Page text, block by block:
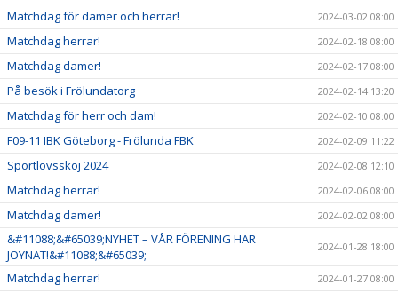
Matchdag för damer och herrar! 2024-03-02 08:00
Matchdag herrar! 2024-02-18 08:00
Matchdag damer! 2024-02-17 08:00
På besök i Frölundatorg 2024-02-14 13:20
Matchdag för herr och dam! 2024-02-10 08:00
F09-11 IBK Göteborg - Frölunda FBK 2024-02-09 11:22
Sportlovssköj 2024 2024-02-08 12:10
Matchdag herrar! 2024-02-06 08:00
Matchdag damer! 2024-02-02 08:00
&#11088;&#65039;NYHET – VÅR FÖRENING HAR
JOYNAT!&#11088;&#65039;
2024-01-28 18:00
Matchdag herrar! 2024-01-27 08:00